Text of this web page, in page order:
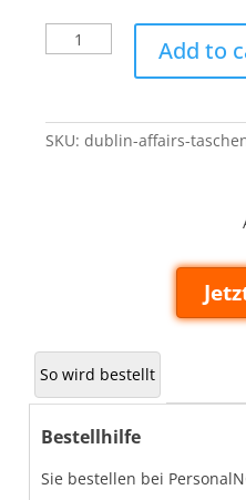
Dublin
Affairs
(Taschenbuch
quantity
Add to
SKU:dublin-affairs-
So wird bestellt
Bestellhilfe
Sie bestellen bei